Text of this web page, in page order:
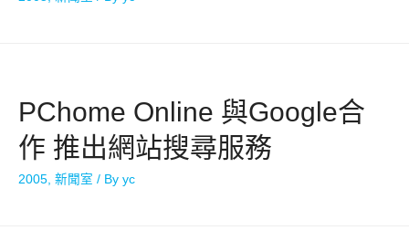
PChome Online 與Google合
作 推出網站搜尋服務
2005, 新聞室 / By yc